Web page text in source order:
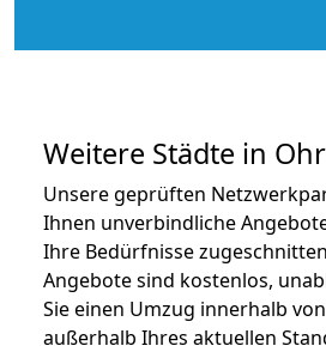
Weitere Städte in
Unsere geprüften
Ihnen unverbindliche
Ihre Bedürfnisse
Angebote sind kostenlos,
Sie einen Umzug innerhalb
außerhalb Ihres aktuellen